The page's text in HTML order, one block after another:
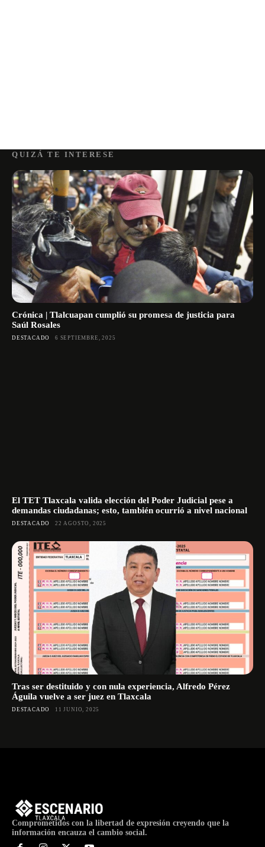
QUIZÁ TE INTERESE
Crónica | Tlalcuapan cumplió su promesa de justicia para
Saúl Rosales
DESTACADO 6 SEPTIEMBRE, 2025
El TET Tlaxcala valida elección del Poder Judicial pese a
demandas ciudadanas; esto, también ocurrió a nivel nacional
DESTACADO 22 AGOSTO, 2025
Tras ser destituido y con nula experiencia, Alfredo Pérez
Águila vuelve a ser juez en Tlaxcala
DESTACADO 11 JUNIO, 2025
Comprometidos con la libertad de expresión creyendo que la
información encauza el cambio social.